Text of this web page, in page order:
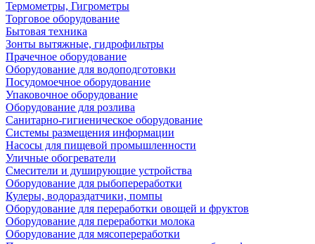
Термометры, Гигрометры
Торговое оборудование
Бытовая техника
Зонты вытяжные, гидрофильтры
Прачечное оборудование
Оборудование для водоподготовки
Посудомоечное оборудование
Упаковочное оборудование
Оборудование для розлива
Санитарно-гигиеническое оборудование
Системы размещения информации
Насосы для пищевой промышленности
Уличные обогреватели
Смесители и душирующие устройства
Оборудование для рыбопереработки
Кулеры, водораздатчики, помпы
Оборудование для переработки овощей и фруктов
Оборудование для переработки молока
Оборудование для мясопереработки